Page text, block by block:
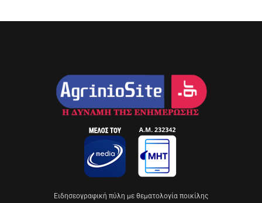
Eιδησεογραφική πύλη με θεματολογία ποικίλης